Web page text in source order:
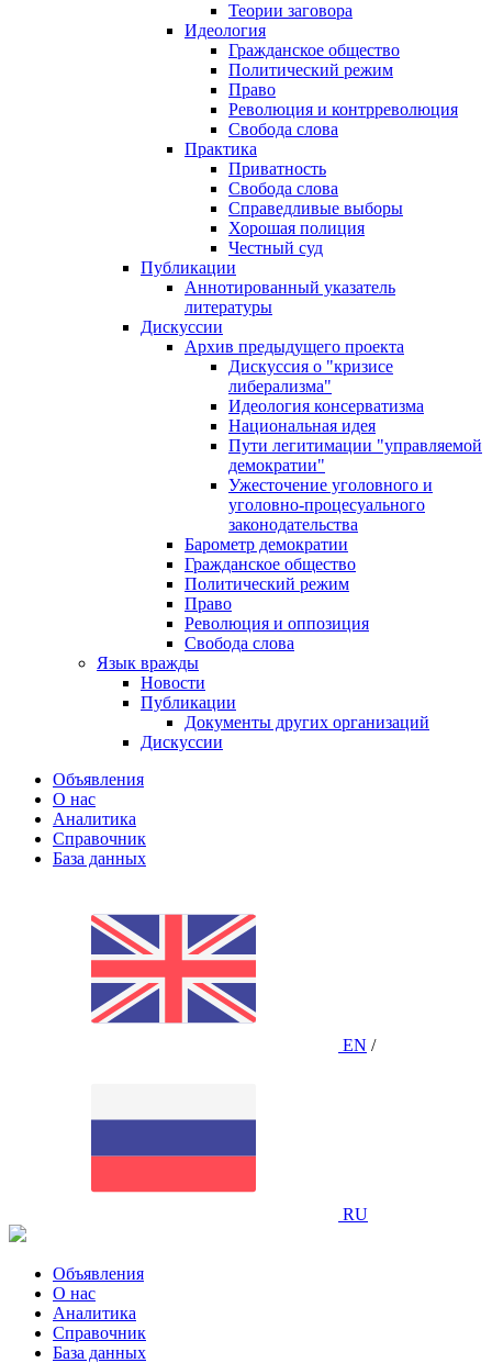
Теории заговора
Идеология
Гражданское общество
Политический режим
Право
Революция и контрреволюция
Свобода слова
Практика
Приватность
Свобода слова
Справедливые выборы
Хорошая полиция
Честный суд
Публикации
Аннотированный указатель
литературы
Дискуссии
Архив предыдущего проекта
Дискуссия о "кризисе
либерализма"
Идеология консерватизма
Национальная идея
Пути легитимации "управляемой
демократии"
Ужесточение уголовного и
уголовно-процесуального
законодательства
Барометр демократии
Гражданское общество
Политический режим
Право
Революция и оппозиция
Свобода слова
Язык вражды
Новости
Публикации
Документы других организаций
Дискуссии
Объявления
О нас
Аналитика
Справочник
База данных
EN /
RU
Объявления
О нас
Аналитика
Справочник
База данных